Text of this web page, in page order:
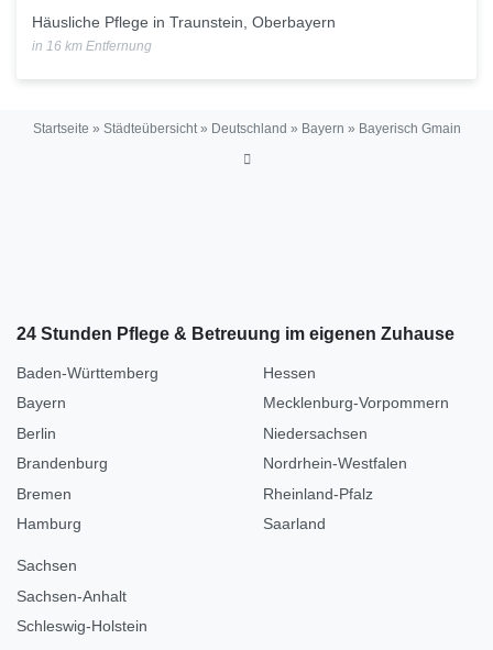
Häusliche Pflege in Traunstein, Oberbayern
in 16 km Entfernung
Startseite » Städteübersicht» Deutschland » Bayern » Bayerisch Gmain
24 Stunden Pflege & Betreuung im eigenen Zuhause
Baden-Württemberg
Bayern
Berlin
Brandenburg
Bremen
Hamburg
Hessen
Mecklenburg-Vorpommern
Niedersachsen
Nordrhein-Westfalen
Rheinland-Pfalz
Saarland
Sachsen
Sachsen-Anhalt
Schleswig-Holstein